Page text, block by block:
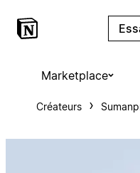
Marketplace
Créateurs